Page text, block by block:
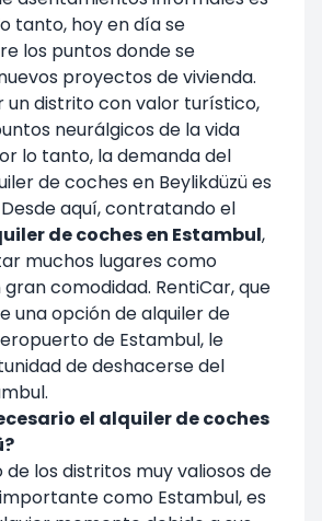
tanto, hoy en día se
los puntos donde se
proyectos de vivienda.
un distrito con valor turístico,
neurálgicos de la vida
lo tanto, la demanda del
de coches en Beylikdüzües
aquí, contratando el
de coches en Estambul,
muchos lugares como
gran comodidad. RentiCar, que
unaopción de alquiler de
de Estambul, le
de deshacerse del
el alquiler de coches
de los distritos muy valiosos de
como Estambul, es